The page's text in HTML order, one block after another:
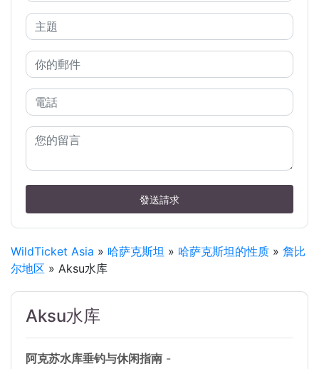
發送請求
WildTicket Asia » 哈萨克斯坦 » 哈萨克斯坦的性质 » 詹比
尔地区 » Aksu水库
Aksu水库
阿克苏水库垂钓与休闲指南 -